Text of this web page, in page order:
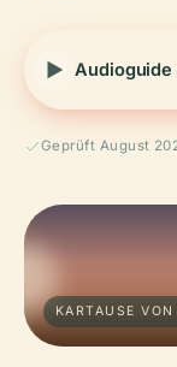
Audioguide
Geprüft August
KARTAUSE